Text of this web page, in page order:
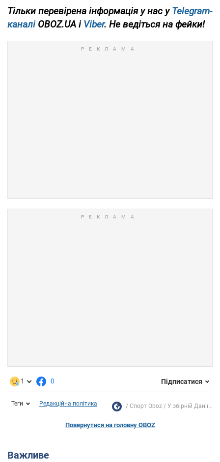
Тільки перевірена інформація у нас уTelegram-
каналіOBOZ.UA і Viber. Не ведіться на фейки!
1 0 Підписатися
Теги Редакційна політика Спорт Oboz У збірній Данії...
Повернутися на головну OBOZ
Важливе